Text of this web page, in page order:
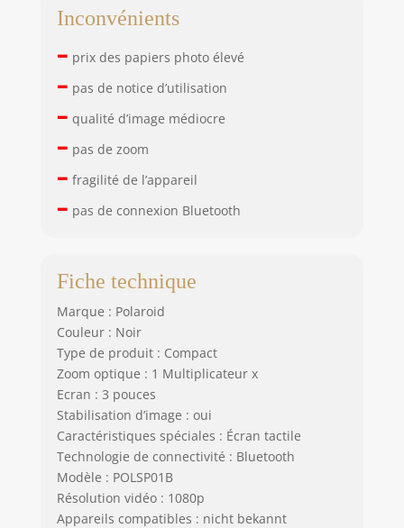
Inconvénients
– prix des papiers photo élevé
– pas de notice d’utilisation
– qualité d’image médiocre
– pas de zoom
– fragilité de l’appareil
– pas de connexion Bluetooth
Fiche technique
Marque : Polaroid
Couleur : Noir
Type de produit : Compact
Zoom optique : 1 Multiplicateur x
Ecran : 3 pouces
Stabilisation d’image : oui
Caractéristiques spéciales : Écran tactile
Technologie de connectivité : Bluetooth
Modèle : POLSP01B
Résolution vidéo : 1080p
Appareils compatibles : nicht bekannt